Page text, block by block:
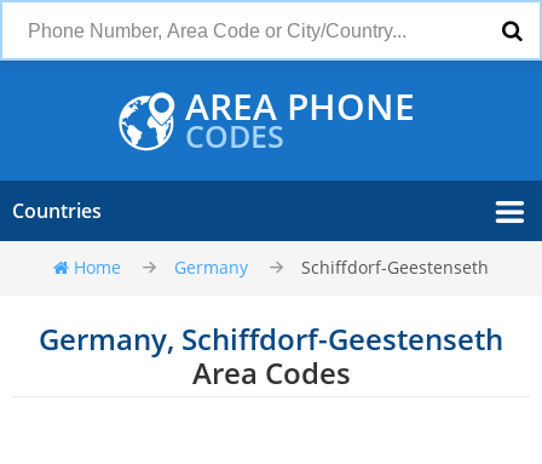
AREA PHONE
CODES
Countries
Home Germany Schiffdorf-Geestenseth
Germany, Schiffdorf-Geestenseth
Area Codes